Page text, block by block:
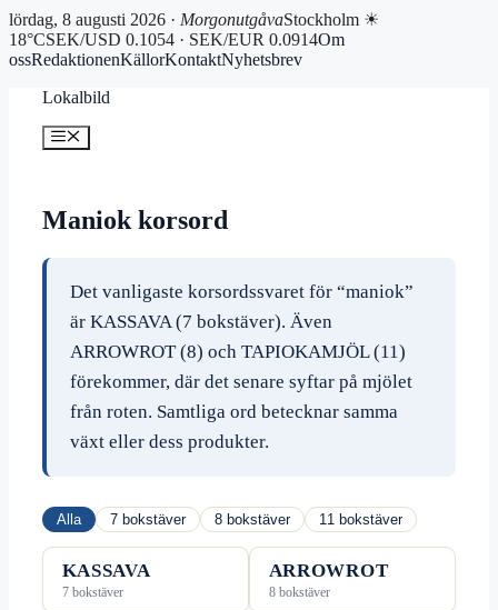
lördag, 8 augusti 2026 · MorgonutgåvaStockholm ☀
18°CSEK/USD 0.1054 · SEK/EUR 0.0914Om
ossRedaktionenKällorKontaktNyhetsbrev
Lokalbild
Meny
Maniok korsord
Det vanligaste korsordssvaret för “maniok”
är KASSAVA (7 bokstäver). Även
ARROWROT (8) och TAPIOKAMJÖL (11)
förekommer, där det senare syftar på mjölet
från roten. Samtliga ord betecknar samma
växt eller dess produkter.
Alla 7 bokstäver 8 bokstäver 11 bokstäver
KASSAVA
7 bokstäver
ARROWROT
8 bokstäver